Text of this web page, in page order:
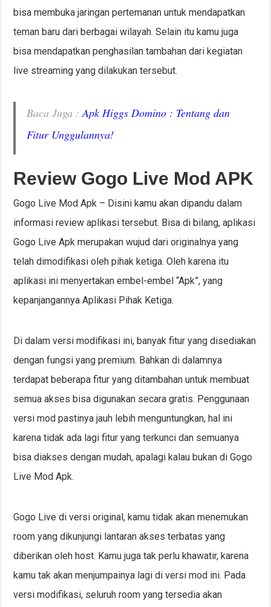
bisa membuka jaringan pertemanan untuk mendapatkan
teman baru dari berbagai wilayah. Selain itu kamu juga
bisa mendapatkan penghasilan tambahan dari kegiatan
live streaming yang dilakukan tersebut.
Baca Juga :Apk Higgs Domino : Tentang dan
Fitur Unggulannya!
Review Gogo Live Mod APK
Gogo Live Mod Apk – Disini kamu akan dipandu dalam
informasi review aplikasi tersebut. Bisa di bilang, aplikasi
Gogo Live Apk merupakan wujud dari originalnya yang
telah dimodifikasi oleh pihak ketiga. Oleh karena itu
aplikasi ini menyertakan embel-embel “Apk”, yang
kepanjangannya Aplikasi Pihak Ketiga.
Di dalam versi modifikasi ini, banyak fitur yang disediakan
dengan fungsi yang premium. Bahkan di dalamnya
terdapat beberapa fitur yang ditambahan untuk membuat
semua akses bisa digunakan secara gratis. Penggunaan
versi mod pastinya jauh lebih menguntungkan, hal ini
karena tidak ada lagi fitur yang terkunci dan semuanya
bisa diakses dengan mudah, apalagi kalau bukan di Gogo
Live Mod Apk.
Gogo Live di versi original, kamu tidak akan menemukan
room yang dikunjungi lantaran akses terbatas yang
diberikan oleh host. Kamu juga tak perlu khawatir, karena
kamu tak akan menjumpainya lagi di versi mod ini. Pada
versi modifikasi, seluruh room yang tersedia akan